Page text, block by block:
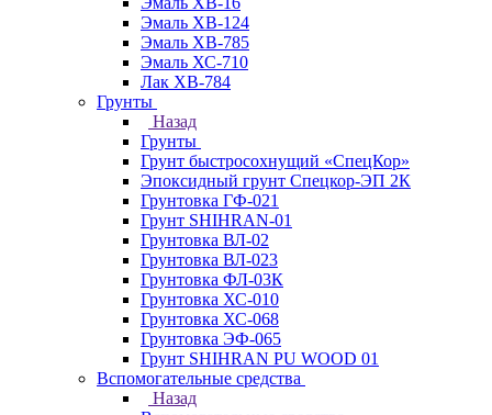
Эмаль ХВ-124
Эмаль ХВ-785
Эмаль ХС-710
Лак ХВ-784
Грунты
Назад
Грунты
Грунт быстросохнущий «СпецКор»
Эпоксидный грунт Спецкор-ЭП 2К
Грунтовка ГФ-021
Грунт SHIHRAN-01
Грунтовка ВЛ-02
Грунтовка ВЛ-023
Грунтовка ФЛ-03К
Грунтовка ХС-010
Грунтовка ХС-068
Грунтовка ЭФ-065
Грунт SHIHRAN PU WOOD 01
Вспомогательные средства
Назад